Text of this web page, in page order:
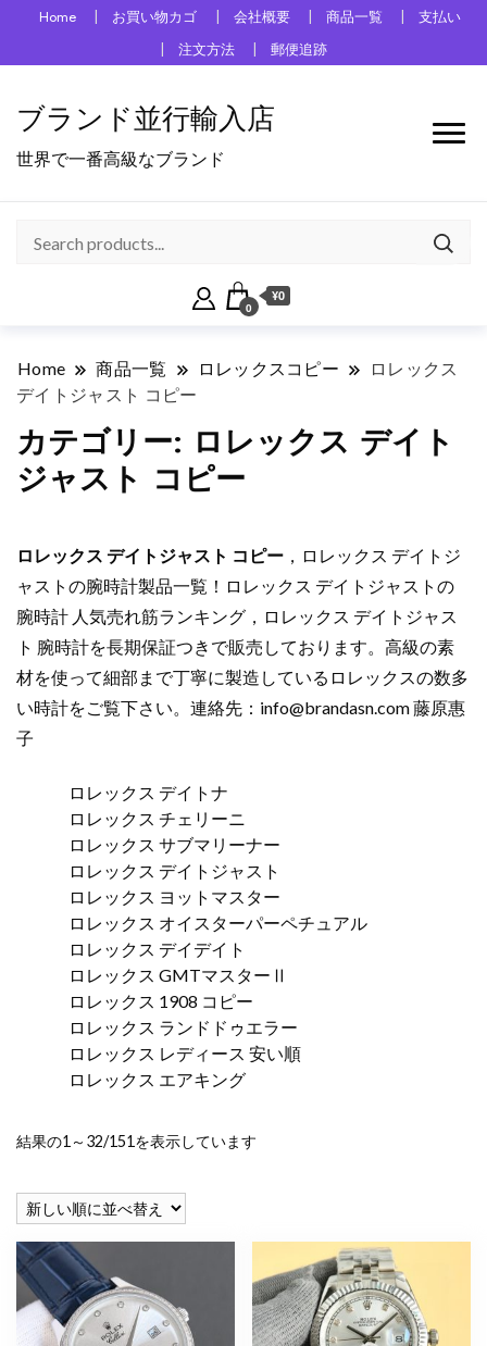
Home お買い物カゴ 会社概要 商品一覧
支払い
注文方法
郵便追跡
ブランド並行輸入店
世界で一番高級なブランド
0
¥0
Home 商品一覧 ロレックスコピー
ロレックス
デイトジャスト コピー
カテゴリー: ロレックス デイト
ジャスト コピー
ロレックス デイトジャスト コピー ，ロレックス デイトジ
ャストの腕時計製品一覧！ロレックス デイトジャストの
腕時計 人気売れ筋ランキング，ロレックス デイトジャス
ト 腕時計を長期保証つきで販売しております。高級の素
材を使って細部まで丁寧に製造しているロレックスの数多
い時計をご覧下さい。連絡先： info@brandasn.com藤原惠
子
ロレックス デイトナ
ロレックス チェリーニ
ロレックス サブマリーナー
ロレックス デイトジャスト
ロレックス ヨットマスター
ロレックス オイスターパーペチュアル
ロレックス デイデイト
ロレックス GMTマスターⅡ
ロレックス 1908 コピー
ロレックス ランドドゥエラー
ロレックス レディース 安い順
ロレックス エアキング
結果の1～32/151を表示しています